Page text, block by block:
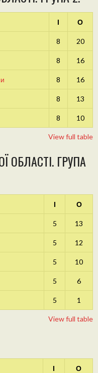
І О
8 20
8 16
8 16
8 13
8 10
View full table
ОБЛАСТІ. ГРУПА
І О
5 13
5 12
5 10
5 6
5 1
View full table
І О